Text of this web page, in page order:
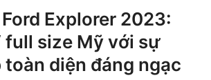
Explorer 2023:
full size Mỹ với sự
toàn diện đáng ngạc